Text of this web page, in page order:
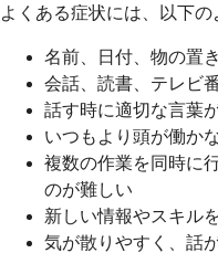
よくある症状には、以下の
名前、日付、物の置
会話、読書、テレビ
話す時に適切な言葉
いつもより頭が働か
複数の作業を同時に
のが難しい
新しい情報やスキル
気が散りやすく、話